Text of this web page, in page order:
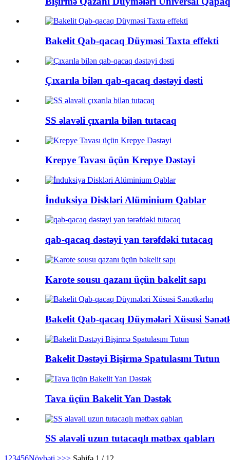
Bakelit Qab-qacaq Düyməsi Taxta effekti
Çıxarıla bilən qab-qacaq dəstəyi dəsti
SS əlavəli çıxarıla bilən tutacaq
Krepye Tavası üçün Krepye Dəstəyi
İnduksiya Diskləri Alüminium Qablar
qab-qacaq dəstəyi yan tərəfdəki tutacaq
Karote sousu qazanı üçün bakelit sapı
Bakelit Qab-qacaq Düymələri Xüsusi
Bakelit Dəstəyi Bişirmə Spatulasını Tutun
Tava üçün Bakelit Yan Dəstək
SS əlavəli uzun tutacaqlı mətbəx qabları
1 23456Növbəti >>> Səhifə 1 / 12